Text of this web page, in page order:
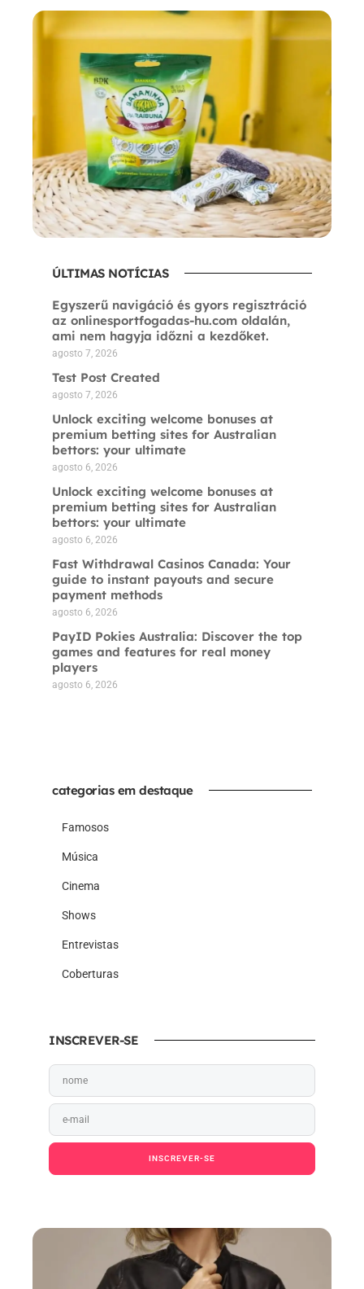
ÚLTIMAS NOTÍCIAS
Egyszerű navigáció és gyors regisztráció
az onlinesportfogadas-hu.com oldalán,
ami nem hagyja időzni a kezdőket.
agosto 7, 2026
Test Post Created
agosto 7, 2026
Unlock exciting welcome bonuses at
premium betting sites for Australian
bettors: your ultimate
agosto 6, 2026
Unlock exciting welcome bonuses at
premium betting sites for Australian
bettors: your ultimate
agosto 6, 2026
Fast Withdrawal Casinos Canada: Your
guide to instant payouts and secure
payment methods
agosto 6, 2026
PayID Pokies Australia: Discover the top
games and features for real money
players
agosto 6, 2026
categorias em destaque
Famosos
Música
Cinema
Shows
Entrevistas
Coberturas
INSCREVER-SE
INSCREVER-SE